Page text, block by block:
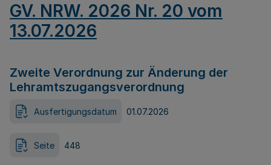
GV. NRW. 2026 Nr. 20 vom
13.07.2026
Zweite Verordnung zur Änderung der
Lehramtszugangsverordnung
Ausfertigungsdatum 01.07.2026
Seite 448